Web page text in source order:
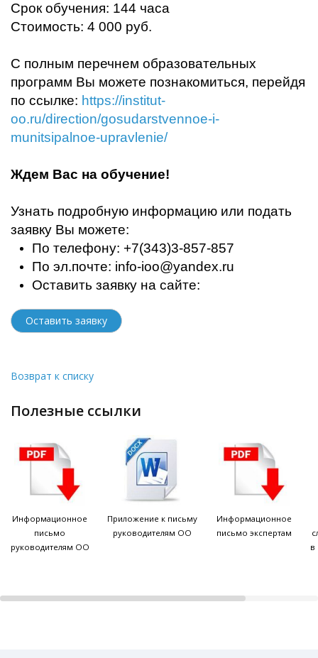
Срок обучения: 144 часа
Стоимость: 4 000 руб.
С полным перечнем образовательных
программ Вы можете познакомиться, перейдя
по ссылке: https://institut-
oo.ru/direction/gosudarstvennoe-i-
munitsipalnoe-upravlenie/
Ждем Вас на обучение!
Узнать подробную информацию или подать
заявку Вы можете:
По телефону: +7(343)3-857-857
По эл.почте: info-ioo@yandex.ru
Оставить заявку на сайте:
Оставить заявку
Возврат к списку
полезные ссылки
Информационное
письмо
руководителям ОО
Приложение к письму
руководителям ОО
Информационное
письмо экспертам
в